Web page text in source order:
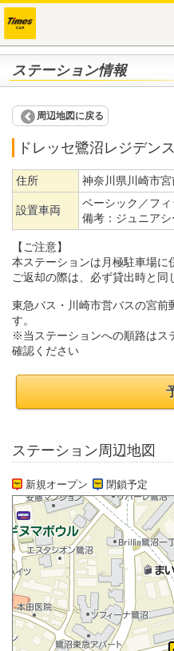
ステーション情報
周辺地図に戻る
ドレッセ鷺沼レジデンス
住所 神奈川県川崎市宮
設置車両
ベーシック／フィ
備考： ジュニアシ
【ご注意】
本ステーションは月極駐車場に
ご返却の際は、必ず貸出時と同
東急バス・川崎市営バスの宮
す。
※当ステーションへの順路はス
確認ください
ステーション周辺地図
新規オープン 閉鎖予定